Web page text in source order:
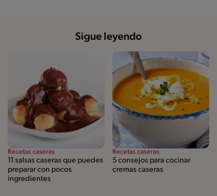
Sigue leyendo
Recetas caseras
11 salsas caseras que puedes
preparar con pocos
ingredientes
Recetas caseras
5 consejos para cocinar
cremas caseras